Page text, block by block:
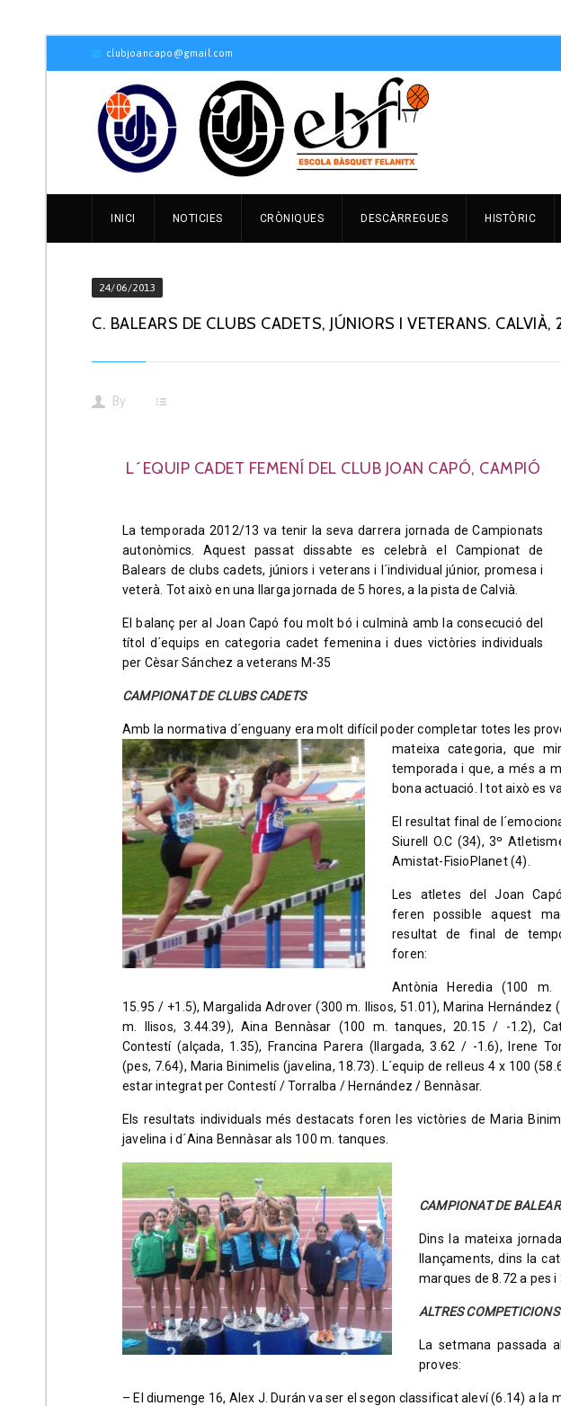
clubjoancapo@gmail.com
INICI NOTICIES CRÒNIQUES DESCÀRREGUES HISTÒRIC
24/06/2013
C. BALEARS DE CLUBS CADETS, JÚNIORS I VETERANS.
By
L´EQUIP CADET FEMENÍ DEL CLUB JOAN CAPÓ, CAMPIÓ
La temporada 2012/13 va tenir la seva darrera jornada de Campionats
autonòmics. Aquest passat dissabte es celebrà el Campionat de
Balears de clubs cadets, júniors i veterans i l´individual júnior, promesa i
veterà. Tot això en una llarga jornada de 5 hores, a la pista de Calvià.
El balanç per al Joan Capó fou molt bó i culminà amb la consecució del
títol d´equips en categoria cadet femenina i dues victòries individuals
per Cèsar Sánchez a veterans M-35
CAMPIONAT DE CLUBS CADETS
Amb la normativa d´enguany era molt difícil poder completar totes les
mateixa categoria, que
temporada i que, a més a
bona actuació. I tot això es
El resultat final de
Siurell O.C (34), 3º
Amistat-FisioPlanet (4).
Les atletes del Joan
feren possible aquest
resultat de final de
foren:
Antònia Heredia (100 m.
15.95 / +1.5), Margalida Adrover (300 m. llisos, 51.01), Marina Hernández
m. llisos, 3.44.39), Aina Bennàsar (100 m. tanques, 20.15 / -1.2),
Contestí (alçada, 1.35), Francina Parera (llargada, 3.62 / -1.6), Irene
(pes, 7.64), Maria Binimelis (javelina, 18.73). L´equip de relleus 4 x 100
estar integrat per Contestí / Torralba / Hernández / Bennàsar.
Els resultats individuals més destacats foren les victòries de Maria
javelina i d´Aina Bennàsar als 100 m. tanques.
CAMPIONAT DE
Dins la mateixa
llançaments, dins la
marques de 8.72 a pes i
ALTRES COMPETICIONS
La setmana passada
proves:
– El diumenge 16, Alex J. Durán va ser el segon classificat aleví (6.14) a la